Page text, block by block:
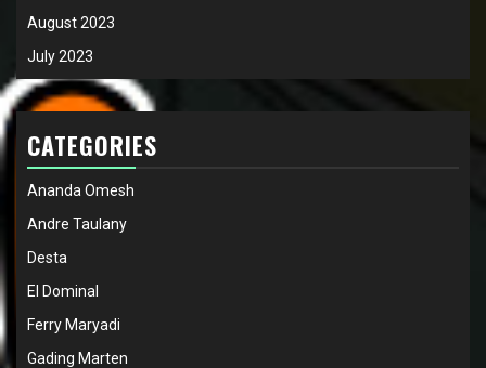
August 2023
July 2023
CATEGORIES
Ananda Omesh
Andre Taulany
Desta
El Dominal
Ferry Maryadi
Gading Marten